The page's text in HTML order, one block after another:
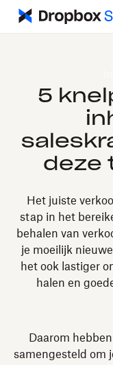
5
deze
Het juiste
stap in het
behalen van
je moeilijk
het ook lastiger
halen en
Daarom
samengesteld om